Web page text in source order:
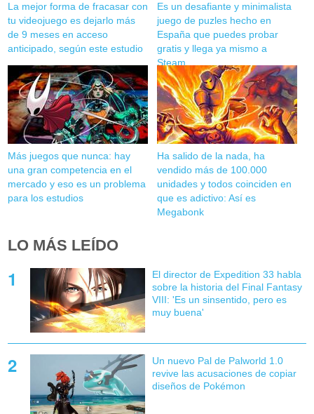
La mejor forma de fracasar con
tu videojuego es dejarlo más
de 9 meses en acceso
anticipado, según este estudio
Es un desafiante y minimalista
juego de puzles hecho en
España que puedes probar
gratis y llega ya mismo a
Steam
Más juegos que nunca: hay
una gran competencia en el
mercado y eso es un problema
para los estudios
Ha salido de la nada, ha
vendido más de 100.000
unidades y todos coinciden en
que es adictivo: Así es
Megabonk
LO MÁS LEÍDO
El director de Expedition 33 habla
sobre la historia del Final Fantasy
VIII: 'Es un sinsentido, pero es
muy buena'
Un nuevo Pal de Palworld 1.0
revive las acusaciones de copiar
diseños de Pokémon